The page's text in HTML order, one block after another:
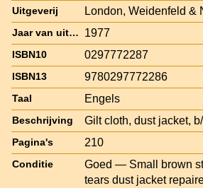
Uitgeverij London, Weidenfeld &
Jaar van uitgave 1977
ISBN10 0297772287
ISBN13 9780297772286
Taal Engels
Beschrijving Gilt cloth, dust jacket,
Pagina's 210
Conditie
Goed — Small brown
tears dust jacket